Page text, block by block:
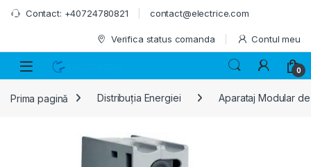
Skip to navigation
Skip to content
Contact: +40724780821 contact@electrice.com
Verifica status comanda Contul meu
0
Prima pagină Distribuția Energiei Aparataj Modular